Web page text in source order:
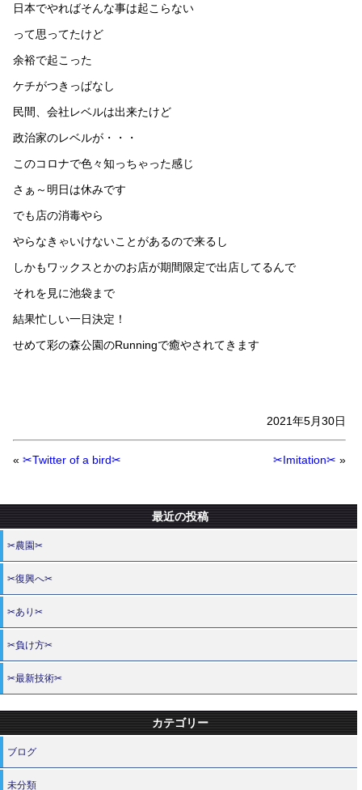
日本でやればそんな事は起こらない
って思ってたけど
余裕で起こった
ケチがつきっぱなし
民間、会社レベルは出来たけど
政治家のレベルが・・・
このコロナで色々知っちゃった感じ
さぁ～明日は休みです
でも店の消毒やら
やらなきゃいけないことがあるので来るし
しかもワックスとかのお店が期間限定で出店してるんで
それを見に池袋まで
結果忙しい一日決定！
せめて彩の森公園のRunningで癒やされてきます
2021年5月30日
« ✂Twitter of a bird✂ ✂Imitation✂ »
最近の投稿
✂農園✂
✂復興へ✂
✂あり✂
✂負け方✂
✂最新技術✂
カテゴリー
ブログ
未分類